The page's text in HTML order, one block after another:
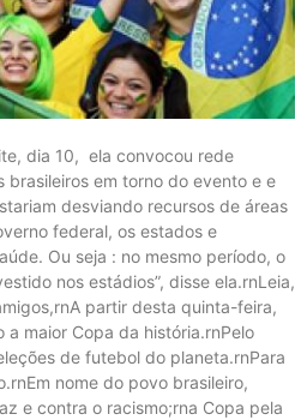
dia 10, ela convocou rede
em torno do evento e e
desviando recursos de áreas
federal, os estados e
Ou seja : no mesmo período, o
nos estádios”, disse ela.rnLeia,
partir desta quinta-feira,
maior Copa da história.rnPelo
de futebol do planeta.rnPara
nome do povo brasileiro,
e contra o racismo;rna Copa pela